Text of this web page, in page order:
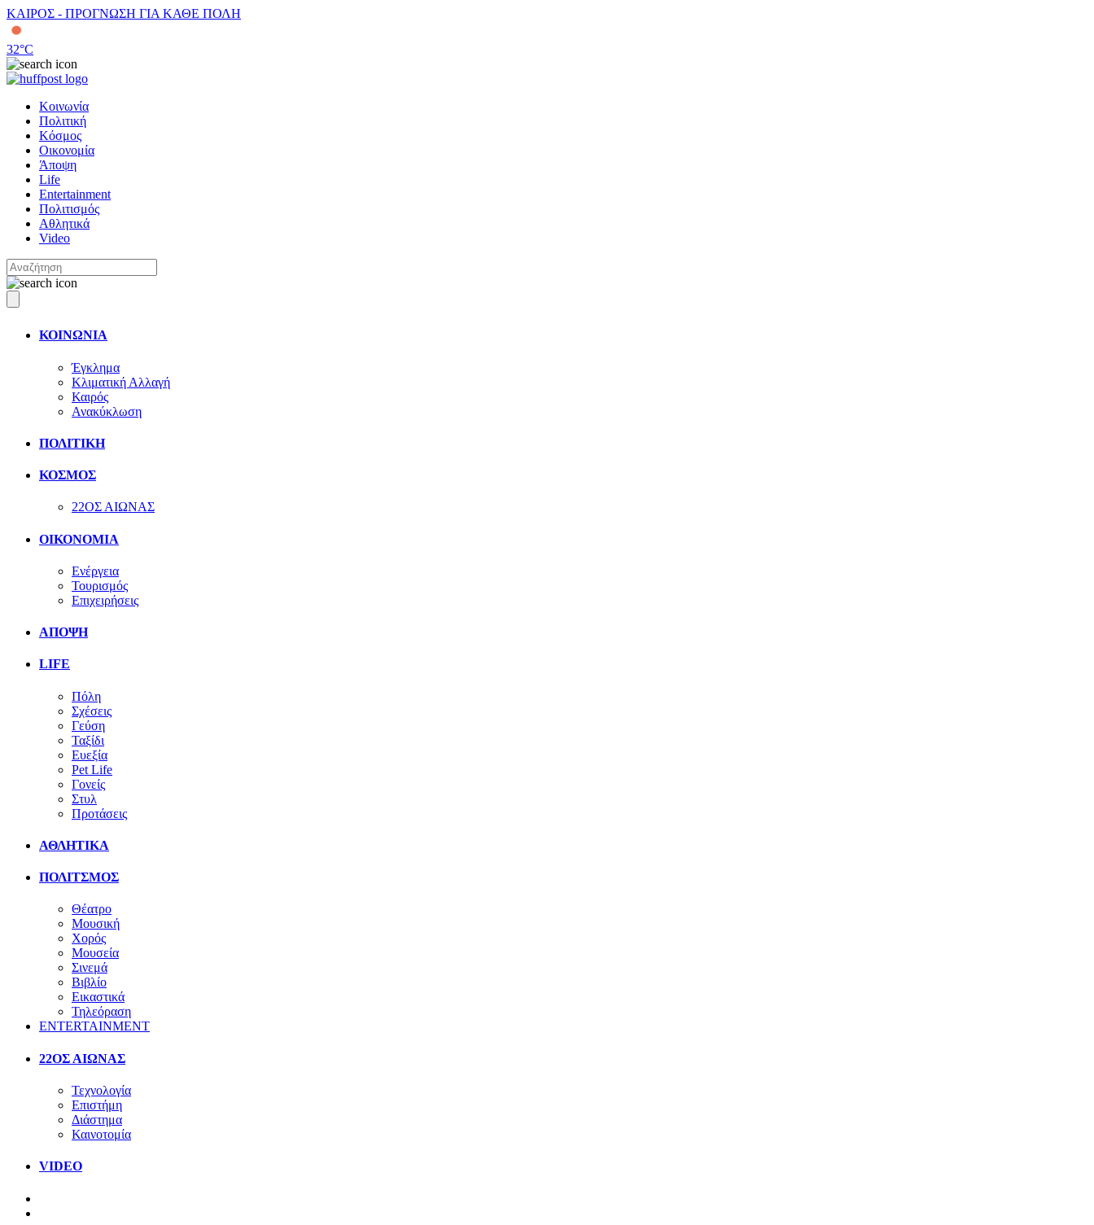
ΚΑΙΡΟΣ - ΠΡΟΓΝΩΣΗ ΓΙΑ ΚΑΘΕ ΠΟΛΗ
32°C
Κοινωνία
Πολιτική
Κόσμος
Οικονομία
Άποψη
Life
Entertainment
Πολιτισμός
Αθλητικά
Video
ΚΟΙΝΩΝΙΑ
Έγκλημα
Κλιματική Αλλαγή
Καιρός
Ανακύκλωση
ΠΟΛΙΤΙΚΗ
ΚΟΣΜΟΣ
22ΟΣ ΑΙΩΝΑΣ
ΟΙΚΟΝΟΜΙΑ
Ενέργεια
Τουρισμός
Επιχειρήσεις
ΑΠΟΨΗ
LIFE
Πόλη
Σχέσεις
Γεύση
Ταξίδι
Ευεξία
Pet Life
Γονείς
Στυλ
Προτάσεις
ΑΘΛΗΤΙΚΑ
ΠΟΛΙΤΣΜΟΣ
Θέατρο
Μουσική
Χορός
Μουσεία
Σινεμά
Βιβλίο
Εικαστικά
Τηλεόραση
ENTERTAINMENT
22ΟΣ ΑΙΩΝΑΣ
Τεχνολογία
Επιστήμη
Διάστημα
Καινοτομία
VIDEO